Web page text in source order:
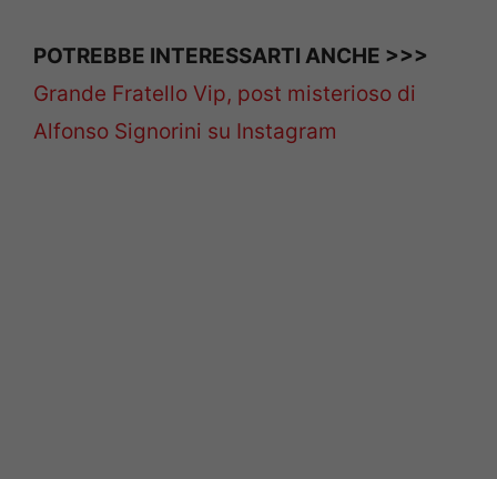
POTREBBE INTERESSARTI ANCHE >>>
Grande Fratello Vip, post misterioso di
Alfonso Signorini su Instagram